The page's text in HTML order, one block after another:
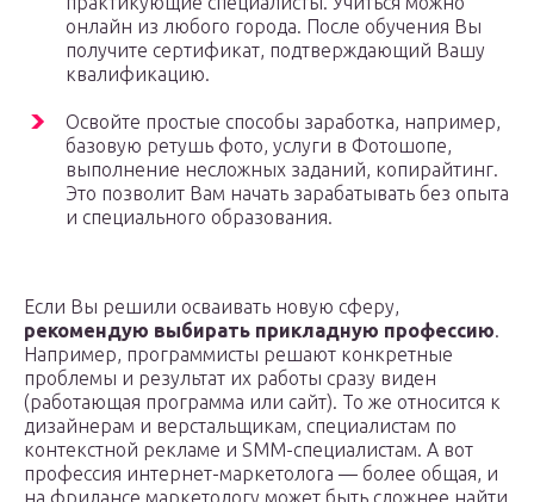
онлайн из любого города. После обучения Вы
получите сертификат, подтверждающий Вашу
квалификацию.
Освойте простые способы заработка, например,
базовую ретушь фото, услуги в Фотошопе,
выполнение несложных заданий, копирайтинг.
Это позволит Вам начать зарабатывать без опыта
и специального образования.
Если Вы решили осваивать новую сферу,
рекомендую выбирать прикладную профессию.
Например, программисты решают конкретные
проблемы и результат их работы сразу виден
(работающая программа или сайт). То же относится к
дизайнерам и верстальщикам, специалистам по
контекстной рекламе и SMM-специалистам. А вот
профессия интернет-маркетолога — более общая, и
на фрилансе маркетологу может быть сложнее найти